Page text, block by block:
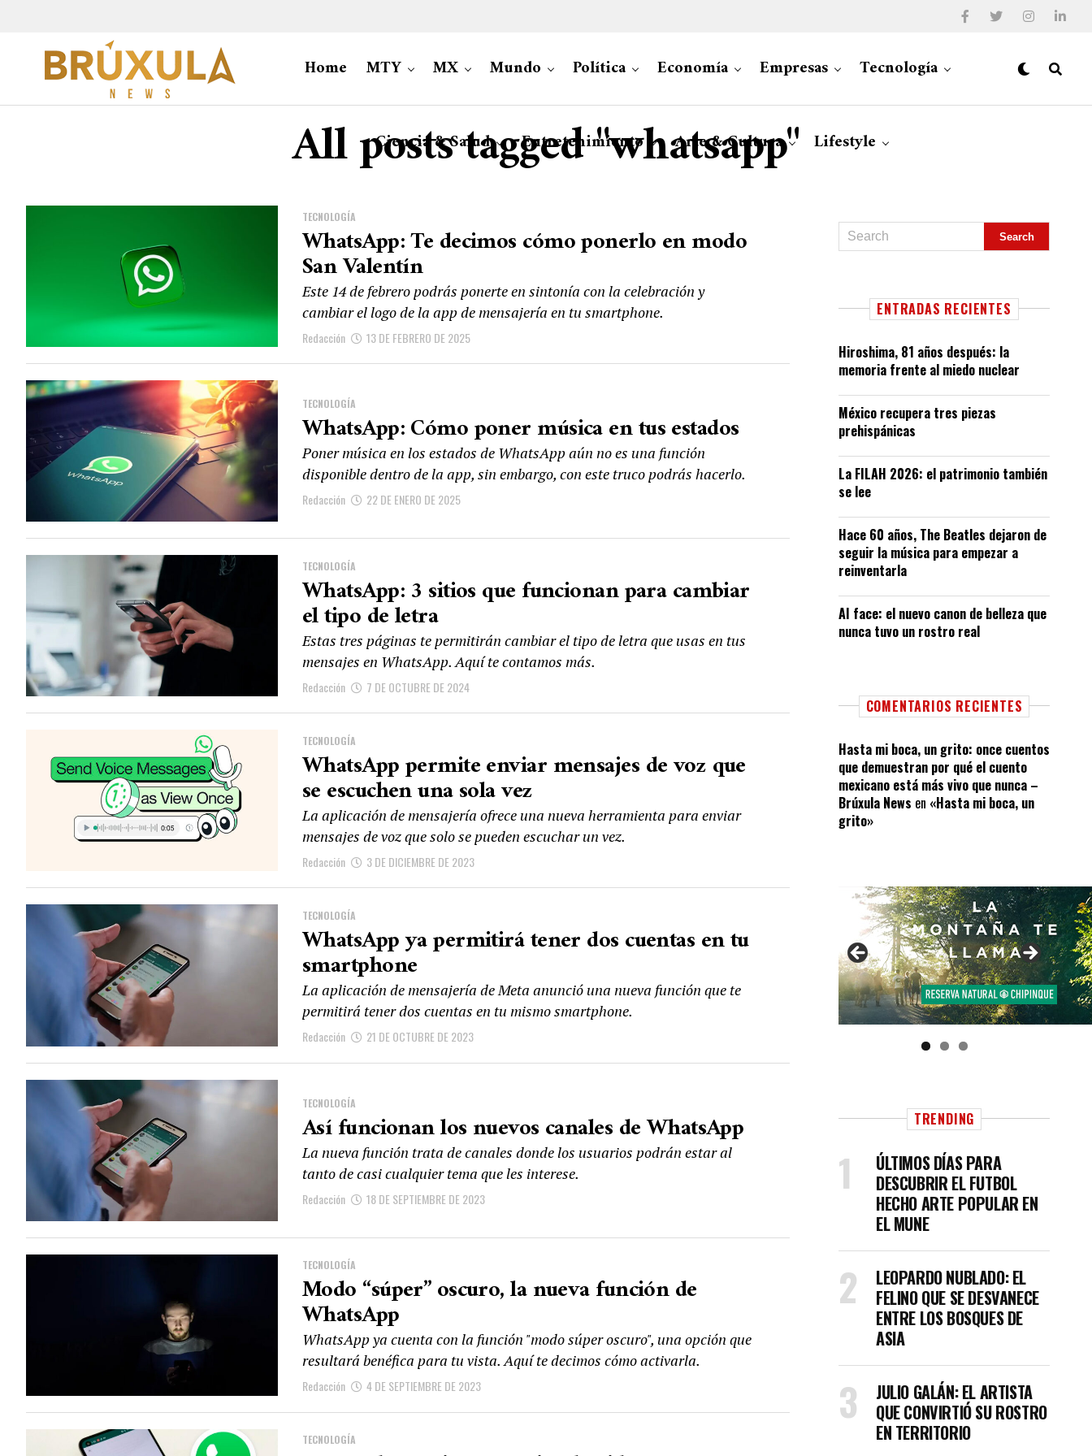
Home MTY MX Mundo Política Economía Empresas Tecnología
Ciencia & Salud Entretenimiento Arte & Cultura Lifestyle
All posts tagged "whatsapp"
TECNOLOGÍA
WhatsApp: Te decimos cómo ponerlo en modo
San Valentín
Este 14 de febrero podrás ponerte en sintonía con la celebración y
cambiar el logo de la app de mensajería en tu smartphone.
Redacción 13 DE FEBRERO DE 2025
TECNOLOGÍA
WhatsApp: Cómo poner música en tus estados
Poner música en los estados de WhatsApp aún no es una función
disponible dentro de la app, sin embargo, con este truco podrás hacerlo.
Redacción 22 DE ENERO DE 2025
TECNOLOGÍA
WhatsApp: 3 sitios que funcionan para cambiar
el tipo de letra
Estas tres páginas te permitirán cambiar el tipo de letra que usas en tus
mensajes en WhatsApp. Aquí te contamos más.
Redacción 7 DE OCTUBRE DE 2024
TECNOLOGÍA
WhatsApp permite enviar mensajes de voz que
se escuchen una sola vez
La aplicación de mensajería ofrece una nueva herramienta para enviar
mensajes de voz que solo se pueden escuchar un vez.
Redacción 3 DE DICIEMBRE DE 2023
TECNOLOGÍA
WhatsApp ya permitirá tener dos cuentas en tu
smartphone
La aplicación de mensajería de Meta anunció una nueva función que te
permitirá tener dos cuentas en tu mismo smartphone.
Redacción 21 DE OCTUBRE DE 2023
TECNOLOGÍA
Así funcionan los nuevos canales de WhatsApp
La nueva función trata de canales donde los usuarios podrán estar al
tanto de casi cualquier tema que les interese.
Redacción 18 DE SEPTIEMBRE DE 2023
TECNOLOGÍA
Modo “súper” oscuro, la nueva función de
WhatsApp
WhatsApp ya cuenta con la función "modo súper oscuro", una opción que
resultará benéfica para tu vista. Aquí te decimos cómo activarla.
Redacción 4 DE SEPTIEMBRE DE 2023
TECNOLOGÍA
ENTRADAS RECIENTES
Hiroshima, 81 años después: la
memoria frente al miedo nuclear
México recupera tres piezas
prehispánicas
La FILAH 2026: el patrimonio también
se lee
Hace 60 años, The Beatles dejaron de
seguir la música para empezar a
reinventarla
AI face: el nuevo canon de belleza que
nunca tuvo un rostro real
COMENTARIOS RECIENTES
Hasta mi boca, un grito: once cuentos
que demuestran por qué el cuento
mexicano está más vivo que nunca –
Brúxula News en «Hasta mi boca, un
grito»
TRENDING
ÚLTIMOS DÍAS PARA
DESCUBRIR EL FUTBOL
HECHO ARTE POPULAR EN
EL MUNE
LEOPARDO NUBLADO: EL
FELINO QUE SE DESVANECE
ENTRE LOS BOSQUES DE
ASIA
JULIO GALÁN: EL ARTISTA
QUE CONVIRTIÓ SU ROSTRO
EN TERRITORIO